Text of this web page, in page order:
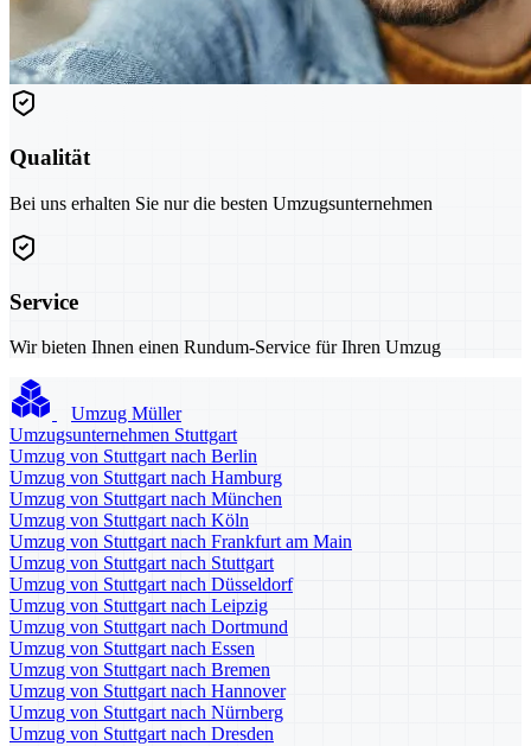
Qualität
Bei uns erhalten Sie nur die besten Umzugsunternehmen
Service
Wir bieten Ihnen einen Rundum-Service für Ihren Umzug
Umzug Müller
Umzugsunternehmen Stuttgart
Umzug von Stuttgart nach Berlin
Umzug von Stuttgart nach Hamburg
Umzug von Stuttgart nach München
Umzug von Stuttgart nach Köln
Umzug von Stuttgart nach Frankfurt am Main
Umzug von Stuttgart nach Stuttgart
Umzug von Stuttgart nach Düsseldorf
Umzug von Stuttgart nach Leipzig
Umzug von Stuttgart nach Dortmund
Umzug von Stuttgart nach Essen
Umzug von Stuttgart nach Bremen
Umzug von Stuttgart nach Hannover
Umzug von Stuttgart nach Nürnberg
Umzug von Stuttgart nach Dresden